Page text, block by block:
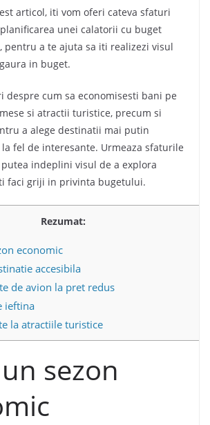
articol, iti vom oferi cateva sfaturi
unei calatorii cu buget
pentru a te ajuta sa iti realizezi visul
in buget.
despre cum sa economisesti bani pe
si atractii turistice, precum si
a alege destinatii mai putin
fel de interesante. Urmeaza sfaturile
indeplini visul de a explora
faci griji in privinta bugetului.
Rezumat:
economic
accesibila
de avion la pret redus
ieftina
la atractiile turistice
sezon